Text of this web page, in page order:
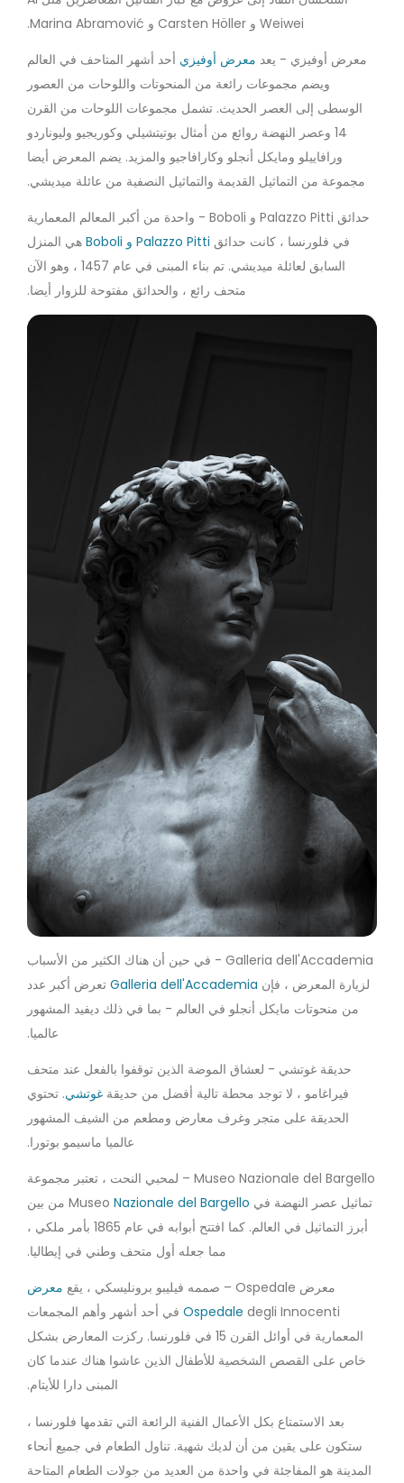
Weiwei و Carsten Höller و Marina Abramović.
معرض أوفيزي - يعد معرض أوفيزي أحد أشهر المتاحف في العالم
ويضم مجموعات رائعة من المنحوتات واللوحات من العصور
الوسطى إلى العصر الحديث. تشمل مجموعات اللوحات من القرن
14 وعصر النهضة روائع من أمثال بوتيتشيلي وكوريجيو وليوناردو
ورافاييلو ومايكل أنجلو وكارافاجيو والمزيد. يضم المعرض أيضا
مجموعة من التماثيل القديمة والتماثيل النصفية من عائلة ميديشي.
حدائق Palazzo Pitti و Boboli - واحدة من أكبر المعالم المعمارية
في فلورنسا ، كانت حدائق Palazzo Pitti و Boboli
هي المنزل
السابق لعائلة ميديشي. تم بناء المبنى في عام 1457 ، وهو الآن
متحف رائع ، والحدائق مفتوحة للزوار أيضا.
Galleria dell'Accademia - في حين أن هناك الكثير من الأسباب
لزيارة المعرض ، فإن Galleria dell'Accademia تعرض أكبر عدد
من منحوتات مايكل أنجلو في العالم - بما في ذلك ديفيد المشهور
عالميا.
حديقة غوتشي - لعشاق الموضة الذين توقفوا بالفعل عند متحف
فيراغامو ، لا توجد محطة تالية أفضل من حديقة غوتشي. تحتوي
الحديقة على متجر وغرف معارض ومطعم من الشيف المشهور
عالميا ماسيمو بوتورا.
Museo Nazionale del Bargello – لمحبي النحت ، تعتبر مجموعة
تماثيل عصر النهضة في Museo Nazionale del Bargello
من بين
أبرز التماثيل في العالم. كما افتتح أبوابه في عام 1865 بأمر ملكي ،
مما جعله أول متحف وطني في إيطاليا.
معرض Ospedale – صممه فيليبو برونليسكي ، يقع
معرض
Ospedale degli Innocenti في أحد أشهر وأهم المجمعات
المعمارية في أوائل القرن 15 في فلورنسا. ركزت المعارض بشكل
خاص على القصص الشخصية للأطفال الذين عاشوا هناك عندما كان
المبنى دارا للأيتام.
بعد الاستمتاع بكل الأعمال الفنية الرائعة التي تقدمها فلورنسا ،
ستكون على يقين من أن لديك شهية. تناول الطعام في جميع أنحاء
المدينة هو المفاجئة في واحدة من العديد من جولات الطعام المتاحة